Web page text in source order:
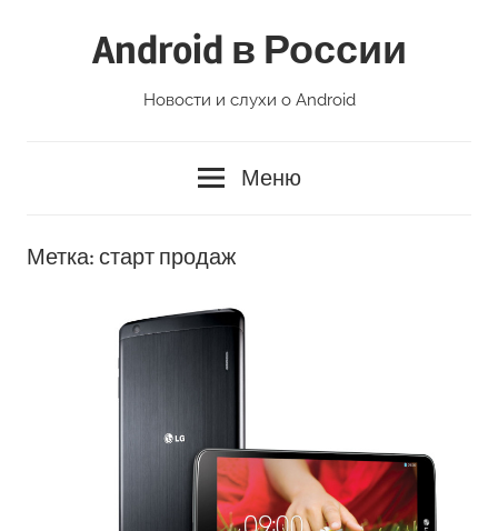
Android в России
Новости и слухи о Android
Меню
Метка: старт продаж